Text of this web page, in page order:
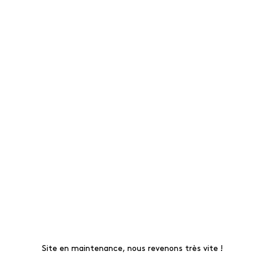
Site en maintenance, nous revenons très vite !